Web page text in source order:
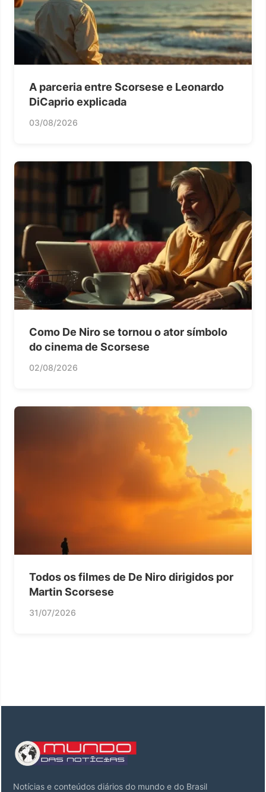
A parceria entre Scorsese e Leonardo
DiCaprio explicada
03/08/2026
Como De Niro se tornou o ator símbolo
do cinema de Scorsese
02/08/2026
Todos os filmes de De Niro dirigidos por
Martin Scorsese
31/07/2026
Notícias e conteúdos diários do mundo e do Brasil